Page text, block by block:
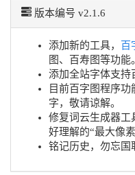
版本编号 v2.1.6
添加新的工具， 百
图、百寿图等功能。
添加全站字体支持
目前百字图程序
字，敬请谅解。
修复词云生成器工
好理解的“最大像素
铭记历史，勿忘国